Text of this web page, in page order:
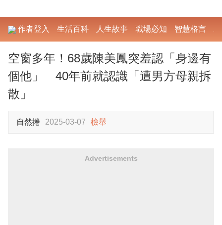
作者登入 生活百科 人生故事 職場必知 智慧格言
空窗多年！68歲陳美鳳突羞認「身邊有
個他」 40年前就認識「遭男方母親拆
散」
自然捲 2025-03-07 檢舉
Advertisements